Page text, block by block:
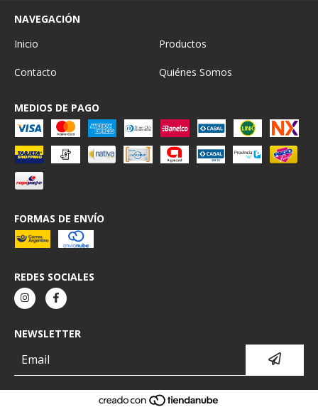
NAVEGACIÓN
Inicio
Productos
Contacto Quiénes Somos
MEDIOS DE PAGO
FORMAS DE ENVÍO
REDES SOCIALES
NEWSLETTER